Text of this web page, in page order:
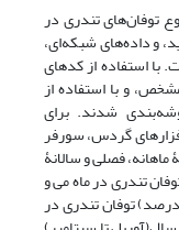
توفان‌های تندری در
12 ایستگاه همدید، و داده‌های شبکه‌ای،
شده است. با استفاده از کدهای
به توفان تندری ، 27 روز مشخص، و با استفاده از
شدند. برای
گردس، سورفر
فصلی و سالانۀ
تندری در ماه می و
فصل بهار است . ۲۴ روز از ۲۷ روز فراگیر (۸۹ درصد) توفان تندری در